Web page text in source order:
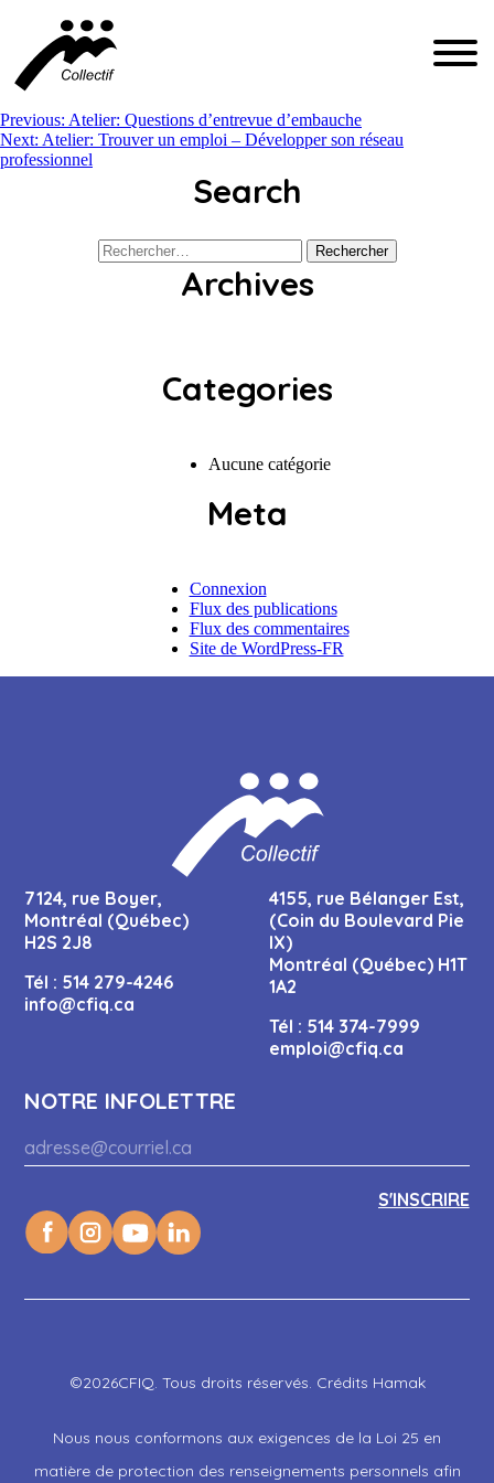
INFO@CFIQ.CA
(514) 279-4246
DEVENIR MEMBRE DU COLLECTIF
Navigation
de
Previous: Atelier: Questions d’entrevue d’embauche
Next: Atelier: Trouver un emploi – Développer son réseau
professionnel
Search
Rechercher :
Archives
Categories
Aucune catégorie
Meta
Connexion
Flux des publications
Flux des commentaires
Site de WordPress-FR
7124, rue Boyer,
Montréal (Québec)
H2S 2J8
Tél : 514 279-4246
info@cfiq.ca
4155, rue Bélanger Est,
(Coin du Boulevard Pie
IX)
Montréal (Québec) H1T
1A2
Tél : 514 374-7999
emploi@cfiq.ca
NOTRE INFOLETTRE
©2026CFIQ. Tous droits réservés. Crédits Hamak
Nous nous conformons aux exigences de la Loi 25 en
matière de protection des renseignements personnels afin